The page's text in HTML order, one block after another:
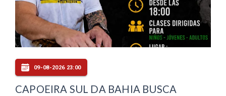
09-08-2026 23:00
CAPOEIRA SUL DA BAHIA BUSCA